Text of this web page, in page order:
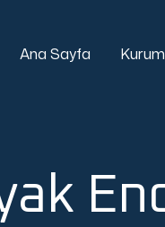
Ana Sayfa